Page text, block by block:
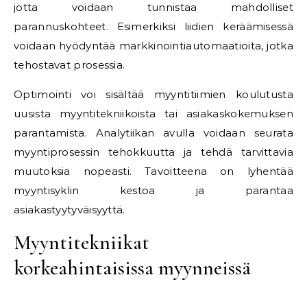
jotta voidaan tunnistaa mahdolliset
parannuskohteet. Esimerkiksi liidien keräämisessä
voidaan hyödyntää markkinointiautomaatioita, jotka
tehostavat prosessia.
Optimointi voi sisältää myyntitiimien koulutusta
uusista myyntitekniikoista tai asiakaskokemuksen
parantamista. Analytiikan avulla voidaan seurata
myyntiprosessin tehokkuutta ja tehdä tarvittavia
muutoksia nopeasti. Tavoitteena on lyhentää
myyntisyklin kestoa ja parantaa
asiakastyytyväisyyttä.
Myyntitekniikat
korkeahintaisissa myynneissä